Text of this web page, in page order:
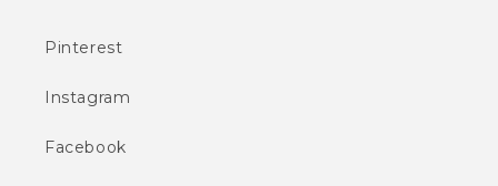
Pinterest
Instagram
Facebook